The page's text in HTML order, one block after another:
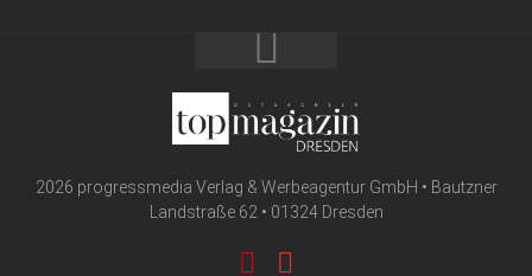
2026 progressmedia Verlag & Werbeagentur GmbH • Bautzner
Landstraße 62 • 01324 Dresden